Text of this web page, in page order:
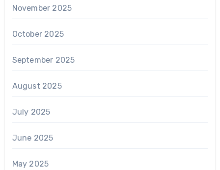
November 2025
October 2025
September 2025
August 2025
July 2025
June 2025
May 2025